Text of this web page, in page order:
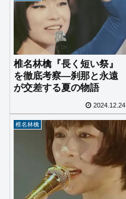
椎名林檎『長く短い祭』
を徹底考察—刹那と永遠
が交差する夏の物語
2024.12.24
椎名林檎